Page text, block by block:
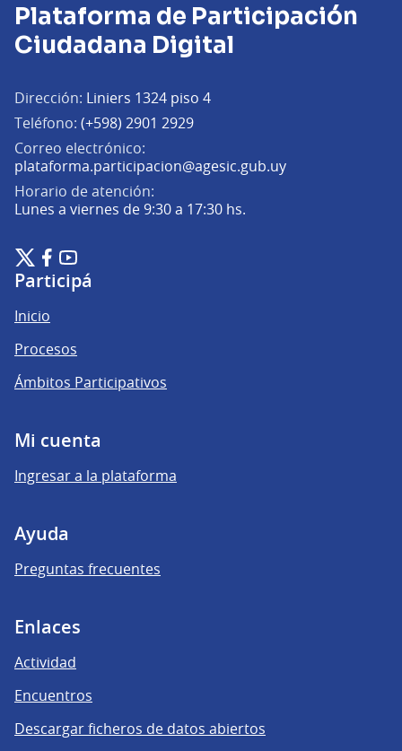
Plataforma de Participación
Ciudadana Digital
Dirección: Liniers 1324 piso 4
Teléfono: (+598) 2901 2929
Correo electrónico:
plataforma.participacion@agesic.gub.uy(Abrir en una
Horario de atención:
Lunes a viernes de 9:30 a 17:30 hs.
Plataforma de Participación Ciudadana Digital en X
(Enlace externo)
Plataforma de Participación Ciudadana Digital en Facebook
(Enlace externo)
Plataforma de Participación Ciudadana Digital en
(Enlace externo)
Participá
Inicio
Procesos
Ámbitos Participativos
Mi cuenta
Ingresar a la plataforma
Ayuda
Preguntas frecuentes
Enlaces
Actividad
Encuentros
Descargar ficheros de datos abiertos